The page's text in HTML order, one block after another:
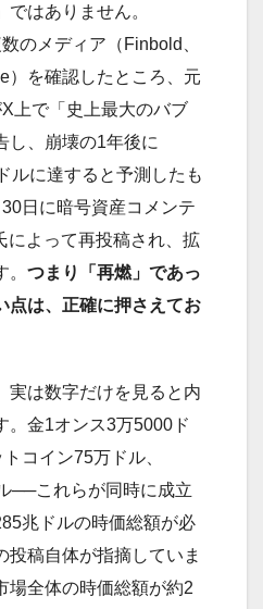
はありません。
のメディア（Finbold、
）を確認したところ、元
上で「史上最大のバブ
し、崩壊の1年後に
ルに達すると予測したも
日に暗号資産コメンテ
によって再投稿され、拡
つまり「再燃」であっ
点は、正確に押さえてお
実は数字だけを見ると内
。金1オンス3万5000ド
コイン75万ドル、
──これらが同時に成立
兆ドルの時価総額が必
投稿自体が指摘していま
場全体の時価総額が約2